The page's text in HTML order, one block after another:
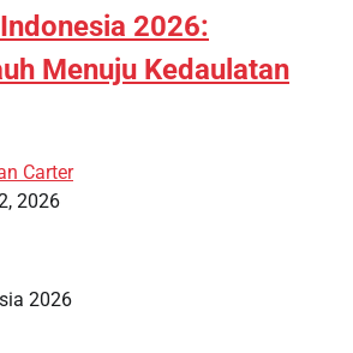
2026:
Menuju Kedaulatan
Carter
2026
2026